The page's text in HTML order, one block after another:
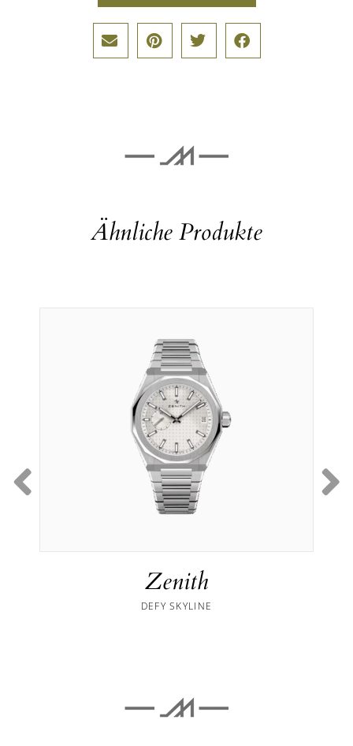
Ähnliche Produkte
Zenith
DEFY SKYLINE